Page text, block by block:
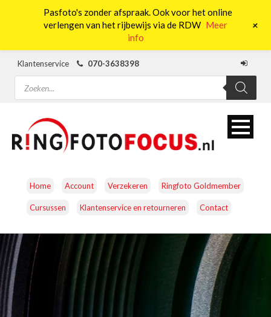
Klantenservice
070-3638398
Producten
zoeken
Home Account Verzekeren Ringfoto Goldmember
Cursussen Klantenservice en retourneren Contact
CAMERA’S OBJECTIEVEN ACCESSOIRES
NATUUROBSERVATIE
STUDIOFOTOGRAFIE
Pasfoto's zonder afspraak. Ook voor het online
verlengen van het rijbewijs via de RDW Meer
info
+